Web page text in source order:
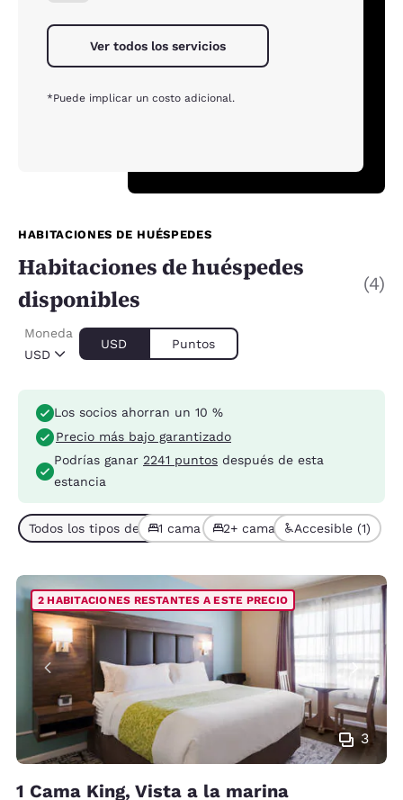
Ver todos los servicios
*Puede implicar un costo adicional.
HABITACIONES DE HUÉSPEDES
Habitaciones de huéspedes
disponibles
(4)
USD
Moneda
USD Puntos
Los socios ahorran un 10 %
Precio más bajo garantizado
Podrías ganar 2241 puntos después de esta
estancia
Todos los tipos de habitación (4)
1 cama (2)2+ camas (2)Accesible (1)
3
2 HABITACIONES RESTANTES A ESTE PRECIO
1 Cama King, Vista a la marina